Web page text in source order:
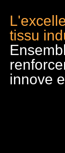
tissu
innove